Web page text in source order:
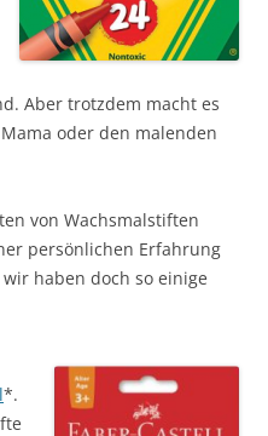
Aber trotzdem macht es
oder den malenden
von Wachsmalstiften
persönlichen Erfahrung
haben doch so einige
*.